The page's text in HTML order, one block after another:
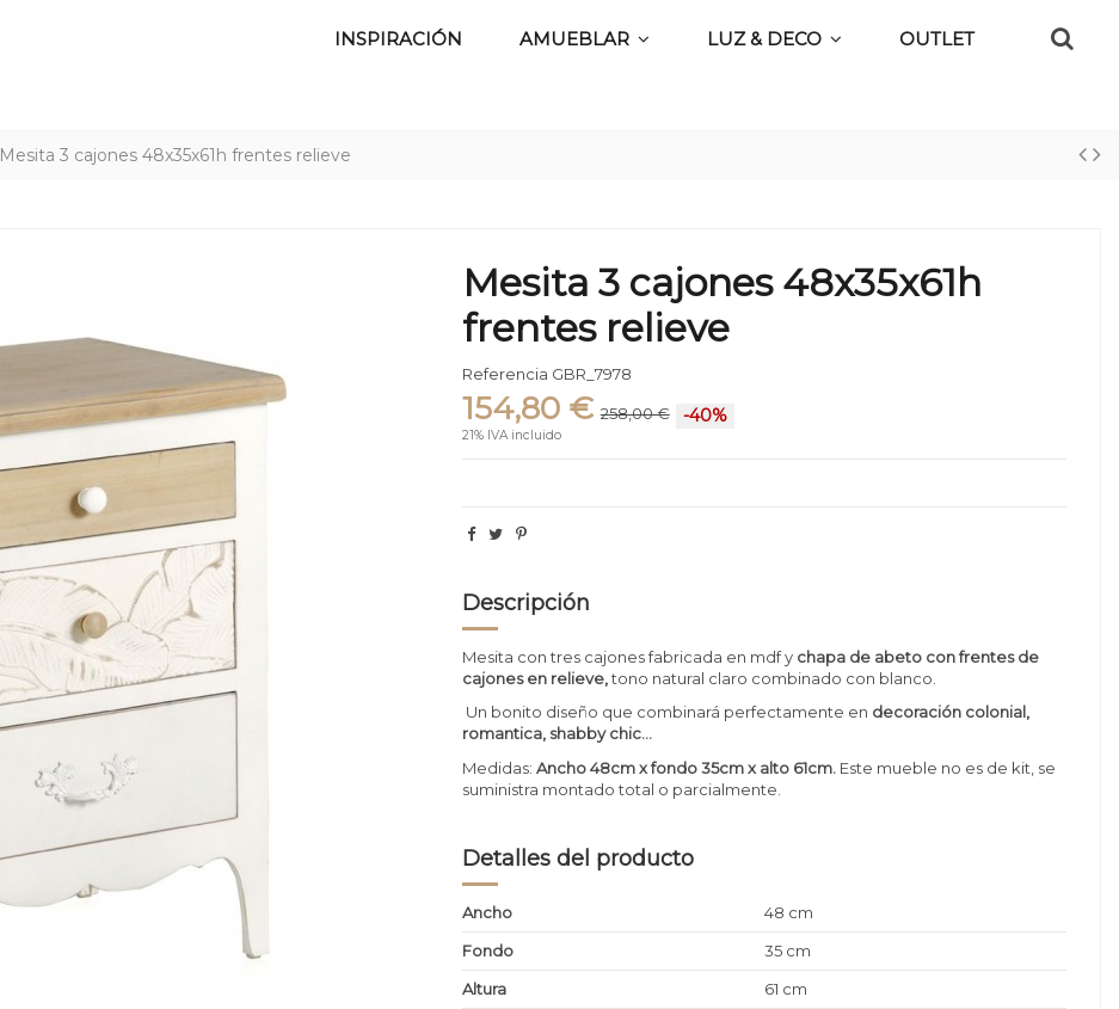
INSPIRACIÓN AMUEBLAR LUZ & DECO OUTLET
Mesita 3 cajones 48x35x61h frentes relieve
Mesita 3 cajones 48x35x61h
frentes relieve
Referencia GBR_7978
154,80 € 258,00 € -40%
21% IVA incluido
Descripción
Mesita con tres cajones fabricada en mdf y chapa de abeto con frentes de
cajones en relieve,tono natural claro combinado con blanco.
Un bonito diseño que combinará perfectamente en decoración colonial,
romantica, shabby chic...
Medidas:Ancho 48cm x fondo 35cm x alto 61cm. Este mueble no es de kit, se
suministra montado total o parcialmente.
Detalles del producto
Ancho
48 cm
Fondo
35 cm
Altura
61 cm